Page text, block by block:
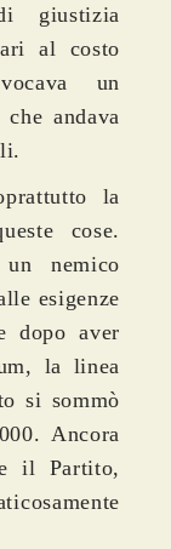
giustizia
al costo
un
andava
la
cose.
nemico
esigenze
dopo aver
la linea
si sommò
Ancora
il Partito,